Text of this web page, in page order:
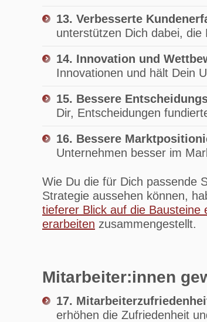
13. Verbesserte
unterstützen Dich dabei,
14. Innovation und
Innovationen und hält Dein
15. Bessere
Dir, Entscheidungen
16. Bessere
Unternehmen besser im
Wie Du die für Dich passende
Strategie aussehen können,
tieferer Blick auf die Bausteine
erarbeiten zusammengestellt.
Mitarbeiter:innen
17.
erhöhen die Zufriedenheit